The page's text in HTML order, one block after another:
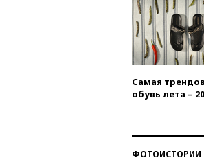
Самая
обувь лета –
ФОТОИСТОРИИ